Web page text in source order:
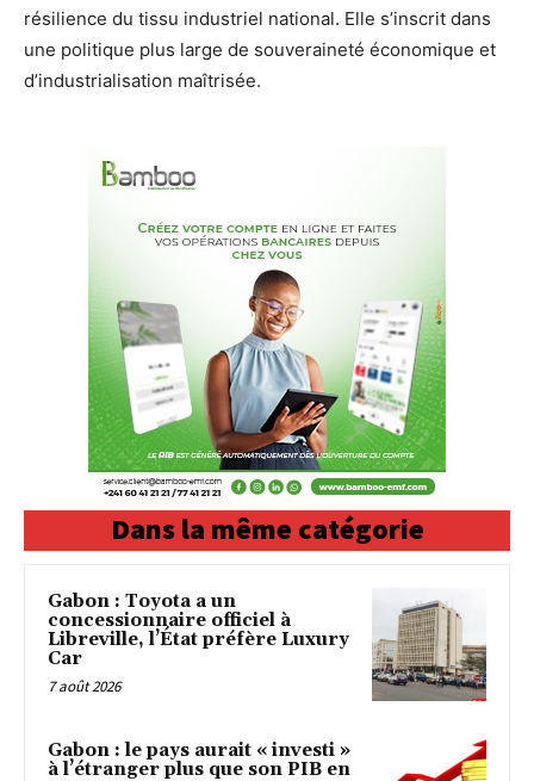
résilience du tissu industriel national. Elle s’inscrit dans
une politique plus large de souveraineté économique et
d’industrialisation maîtrisée.
Dans la même catégorie
Gabon : Toyota a un
concessionnaire officiel à
Libreville, l’État préfère Luxury
Car
7 août 2026
Gabon : le pays aurait « investi »
à l’étranger plus que son PIB en